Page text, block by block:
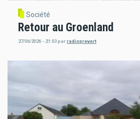
Société
Retour au Groenland
27/06/2026 - 21:03parradioprevert